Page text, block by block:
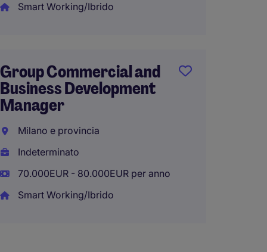
Smart Working/Ibrido
Group Commercial and
Business Development
Manager
Milano e provincia
Indeterminato
70.000EUR - 80.000EUR per anno
Smart Working/Ibrido